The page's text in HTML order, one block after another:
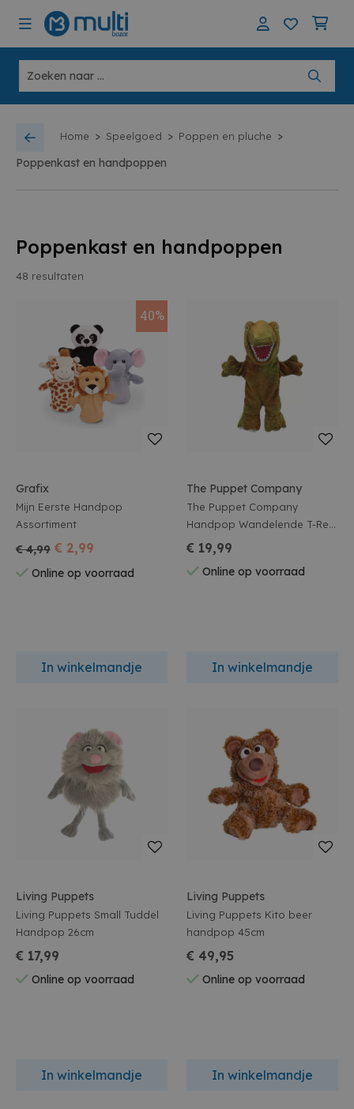
Home > Speelgoed > Poppen en pluche >
Poppenkast en handpoppen
Poppenkast en handpoppen
48 resultaten
40%
Grafix
Mijn Eerste Handpop
Assortiment
€ 4,99 € 2,99
Online op voorraad
In winkelmandje
The Puppet Company
The Puppet Company
Handpop Wandelende T-Rex
32cm
€ 19,99
Online op voorraad
In winkelmandje
Living Puppets
Living Puppets Small Tuddel
Handpop 26cm
€ 17,99
Online op voorraad
In winkelmandje
Living Puppets
Living Puppets Kito beer
handpop 45cm
€ 49,95
Online op voorraad
In winkelmandje